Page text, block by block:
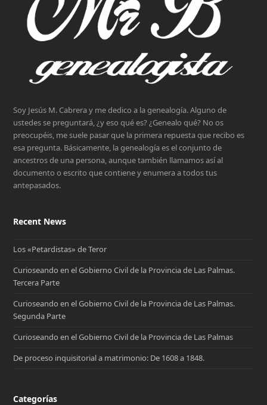
Soy Jesús M. Cabrera y me dedico a la genealogía. Alguno de
ustedes se preguntará, ¿y eso qué es? ¿Genealo qué? No os
preocupéis, me suele pasar que la primera repuesta que recibo es
esa pregunta. Básicamente, la genealogía es el conjunto de
ancestros de una persona, aunque también llamamos así al
documento o escrito que contiene y enumera a todos tus
antepasados.
Recent News
Los «Petardistas» de Teror
Curioseando en el Gobierno Civil de la Provincia de Las Palmas.
Tercera Parte
Curioseando en el Gobierno Civil de la Provincia de Las Palmas.
Segunda Parte
Curioseando en el Gobierno Civil de la Provincia de Las Palmas
De proceso inquisitorial a matrimonio: De 1608 a 1848.
Categorías